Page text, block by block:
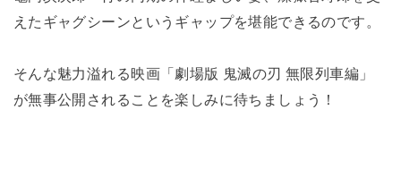
えたギャグシーンというギャップを堪能できるのです。
そんな魅力溢れる映画「劇場版 鬼滅の刃 無限列車編」
が無事公開されることを楽しみに待ちましょう！